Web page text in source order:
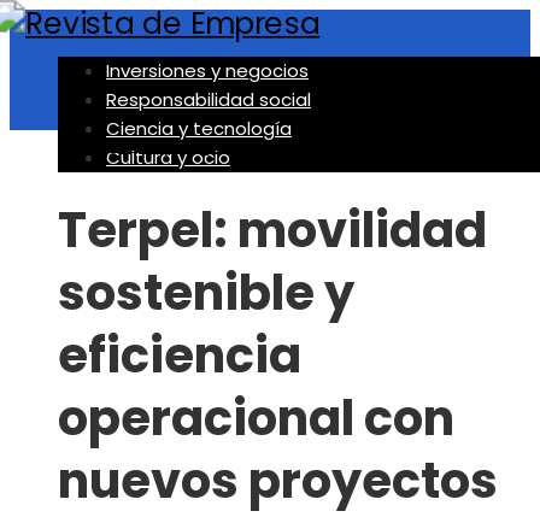
Inversiones y negocios
Responsabilidad social
Ciencia y tecnología
Cultura y ocio
Inversiones y negocios
Terpel: movilidad
sostenible y
eficiencia
operacional con
nuevos proyectos